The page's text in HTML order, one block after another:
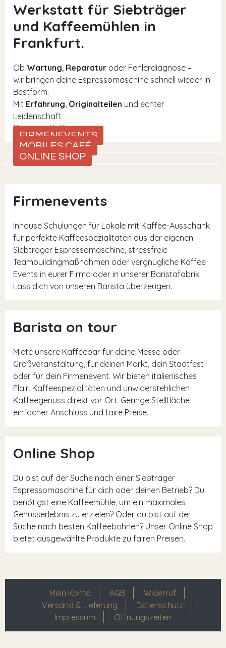
Werkstatt für Siebträger
und Kaffeemühlen in
Frankfurt.
Ob Wartung, Reparatur oder Fehlerdiagnose –
wir bringen deine Espressomaschine schnell wieder in
Bestform.
Mit Erfahrung, Originalteilen und echter
Leidenschaft
für guten Kaffee.
FIRMENEVENTS
MOBILES CAFÉ
ONLINE SHOP
Firmenevents
Inhouse Schulungen für Lokale mit Kaffee-Ausschank
für perfekte Kaffeespezialitäten aus der eigenen
Siebträger Espressomaschine, stressfreie
Teambuildingmaßnahmen oder vergnügliche Kaffee
Events in eurer Firma oder in unserer Baristafabrik.
Lass dich von unseren Barista überzeugen.
Barista on tour
Miete unsere Kaffeebar für deine Messe oder
Großveranstaltung, für deinen Markt, dein Stadtfest
oder für dein Firmenevent. Wir bieten italienisches
Flair, Kaffeespezialitäten und unwiderstehlichen
Kaffeegenuss direkt vor Ort. Geringe Stellfläche,
einfacher Anschluss und faire Preise.
Online Shop
Du bist auf der Suche nach einer Siebträger
Espressomaschine für dich oder deinen Betrieb? Du
benötigst eine Kaffeemühle, um ein maximales
Genusserlebnis zu erzielen? Oder du bist auf der
Suche nach besten Kaffeebohnen? Unser Online Shop
bietet ausgewählte Produkte zu fairen Preisen.
Mein Konto AGB
Widerruf
Versand & Lieferung
Datenschutz
Impressum
Öffnungszeiten